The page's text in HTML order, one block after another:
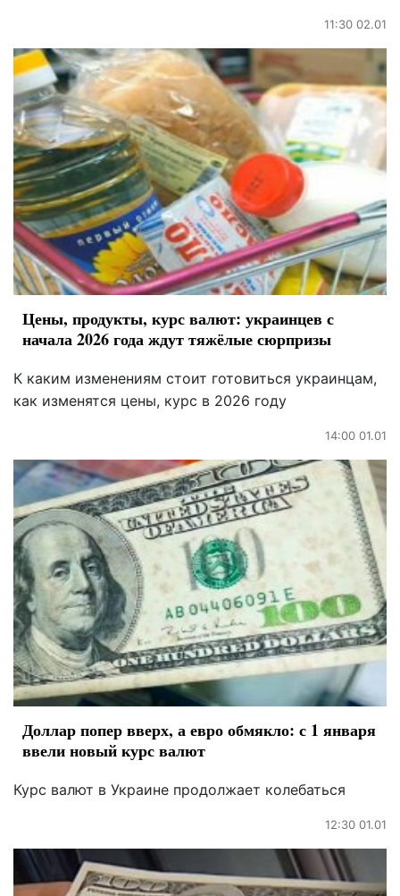
11:30 02.01
Цены, продукты, курс валют: украинцев с
начала 2026 года ждут тяжёлые сюрпризы
К каким изменениям стоит готовиться украинцам,
как изменятся цены, курс в 2026 году
14:00 01.01
Доллар попер вверх, а евро обмякло: с 1 января
ввели новый курс валют
Курс валют в Украине продолжает колебаться
12:30 01.01